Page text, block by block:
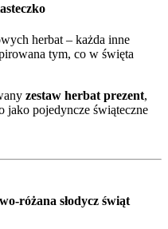
herbat – każda inne
tym, co w święta
zestaw herbat prezent,
jako pojedyncze świąteczne
różana słodycz świąt